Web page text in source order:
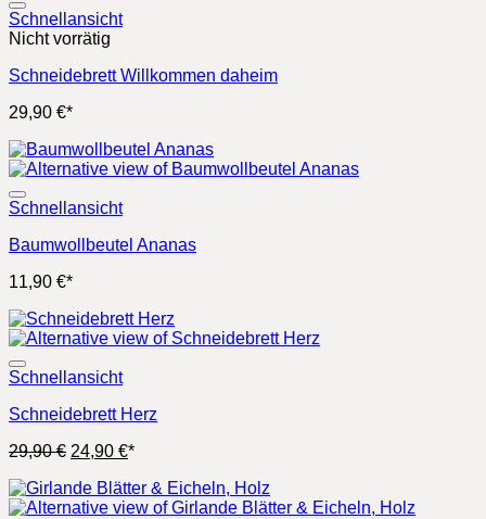
Schnellansicht
Nicht vorrätig
Schneidebrett Willkommen daheim
29,90 €*
Schnellansicht
Baumwollbeutel Ananas
11,90 €*
Schnellansicht
Schneidebrett Herz
29,90€ Ursprünglicher
war:
29,90 €
24,90 €Aktueller
ist:
24,90 €.
*